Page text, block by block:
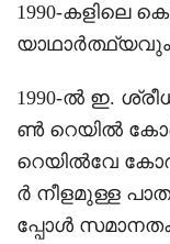
1990-കളിലെ
യാഥാർത്ഥ്യവും
1990-ൽ ഇ.
ൺ റെയിൽ
റെയിൽവേ
ർ നീളമുള്ള
പ്പോൾ